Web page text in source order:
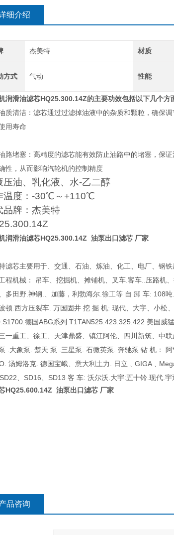
细介绍
杰美特 材质
方式 气动 性能
润滑油滤芯HQ25.300.14Z的主要功效包括以下几个方
质清洁‌：滤芯通过过滤掉油液中的杂质和颗粒，确保
用寿命‌
路堵塞‌：高精度的滤芯能有效防止油路中的堵塞，保
性，从而影响汽轮机的控制精度‌
压油、乳化液、水-乙二醇
温度：-30℃～+110℃
品牌：杰美特
润滑油滤芯HQ25.300.14Z 油泵出口滤芯 厂家
滤芯主要用于、交通、石油、炼油、化工、电厂、钢
程机械： 吊车、挖掘机、摊铺机、叉车.客车..压路机
多田野.神钢.、加藤，利勃海尔.徐工等 自 卸 车: 108
顿.西方压裂车. 万国固井 挖 掘 机: 现代、大宇、小松
德国ABG系列 T1TAN525.423.325.422 美国威
一重工、徐工、天津鼎盛、镇江阿伦、四川新筑、中
.大象泵. 楚天 泵 .三星泵. 石微英泵. 奔驰泵 钻 机：
汤姆洛克. 德国宝峨、意大利土力. 日立
、SD16、SD13 客 车: 沃尔沃.大宇:五十铃.现代.
HQ25.600.14Z 油泵出口滤芯 厂家
品咨询